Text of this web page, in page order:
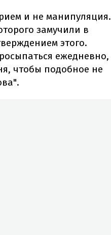
и не манипуляция.
замучили в
этого.
ежедневно,
чтобы подобное не